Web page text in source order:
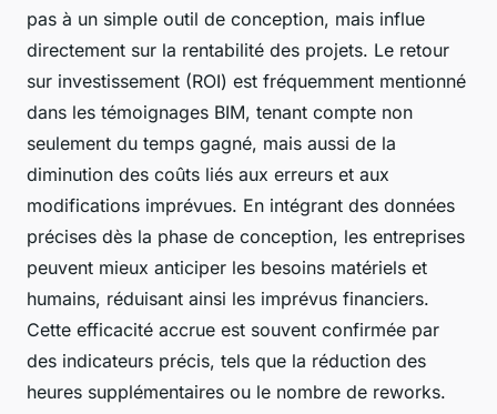
pas à un simple outil de conception, mais influe
directement sur la rentabilité des projets. Le retour
sur investissement (ROI) est fréquemment mentionné
dans les témoignages BIM, tenant compte non
seulement du temps gagné, mais aussi de la
diminution des coûts liés aux erreurs et aux
modifications imprévues. En intégrant des données
précises dès la phase de conception, les entreprises
peuvent mieux anticiper les besoins matériels et
humains, réduisant ainsi les imprévus financiers.
Cette efficacité accrue est souvent confirmée par
des indicateurs précis, tels que la réduction des
heures supplémentaires ou le nombre de reworks.